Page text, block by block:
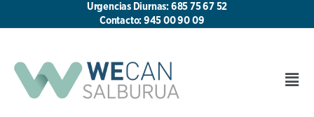
Urgencias Diurnas: 685 75 67 52
Contacto: 945 00 90 09